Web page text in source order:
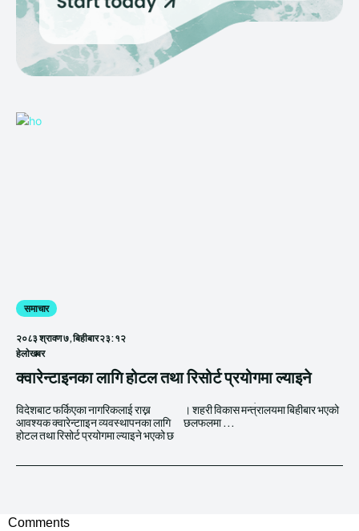
समाचार
२०८३ श्रावण ७, बिहीबार २३:१२
हेलाेखबर
क्वारेन्टाइनका लागि होटल तथा रिसोर्ट प्रयोगमा ल्याइने
विदेशबाट फर्किएका नागरिकलाई राख्न
आवश्यक क्वारेन्टााइन व्यवस्थापनका लागि
होटल तथा रिसोर्ट प्रयोगमा ल्याइने भएको छ
। शहरी विकास मन्त्रालयमा बिहीबार भएको
छलफलमा ...
Comments